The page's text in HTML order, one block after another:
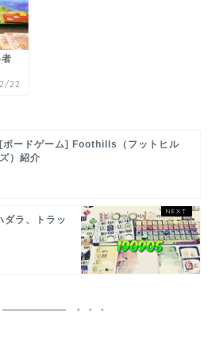
22
[ボードゲーム] Foothills（フットヒル
ズ）紹介
ラ、トラッ